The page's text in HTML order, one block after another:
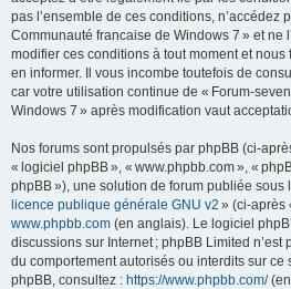
pas l’ensemble de ces conditions, n’accédez
Communauté francaise de Windows 7 » et ne
modifier ces conditions à tout moment et
en informer. Il vous incombe toutefois de
car votre utilisation continue de « Forum-
Windows 7 » après modification vaut
Nos forums sont propulsés par phpBB (ci-
« logiciel phpBB », « www.phpbb.com », «
phpBB »), une solution de forum publiée sous
licence publique générale GNU v2 » (ci-après
www.phpbb.com (en anglais). Le logiciel
discussions sur Internet ; phpBB Limited
du comportement autorisés ou interdits sur ce
phpBB, consultez : https://www.phpbb.com/(en